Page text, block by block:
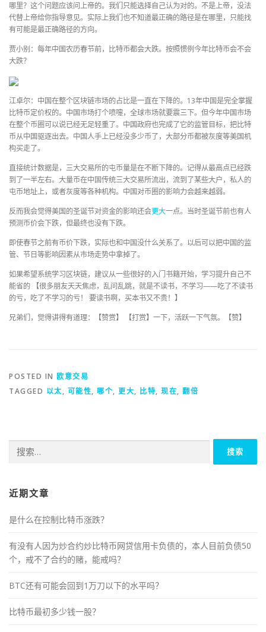
哪里？这个问题应该问上帝的。我们只能选择自己认为对的。不是上帝，没法
代替上帝给你指导意见。实际上我们也不知道最正确的路径是在哪里，只能找
有可能是最正确路径的方向。
贾小别：每年中国农历春节前，比特币都会大跌。按照惯例今年比特币会不会
大跌？
江卓尔：中国在整个区块链市场的占比是一直在下降的。13年中国是完全掌握
比特币定价权的。中国市场打个喷嚏，全球市场就要震三下。但今年中国市场
在整个币圈可以说已经无足轻重了。中国政府也完成了它的监管目标，把比特
币从中国驱逐出去。中国人手上已经没多少币了，大部分币都被灰度等美国机
构买走了。
直接统计数据是，三大交易所的屯币量是在不断下降的。记得从最高点已经跌
到了一半左右。大量币在中国传统三大交易所流出，流到了某些大户，私人的
屯币地址上，或者灰度等各种机构。中国对币圈的影响力会越来越弱。
反而我会觉得美国的圣诞节对资金的影响还会更大一点。当时圣诞节前也有人
预测币价会下跌，但最终也没有下跌。
即使春节之前有币价下跌，实际也和中国没什么关系了。以后可以把中国的监
管、节日等影响因素从市场走势中拿掉了。
如果希望系统学习区块链，建议从一些很好的入门书籍开始，学习提升自己不
能省的 【很多朋友天天焦虑，乱问乱跳，就是不读书，不学习——吃了不读书
的亏，吃了不学习的亏！ 要读书啊，买本书又不贵！】
兄弟们，觉得讲得有道理：【赞赏】 【打赏】一下，活跃一下气氛。【赞】
POSTED IN 欧意交易
TAGGED 以太, 可能性, 哪个, 更大, 比特, 现在, 翻倍
索：
近期文章
是什么在控制比特币涨跌？
有没有人因为炒合约炒比特币网贷信用卡负债的，本人目前负债50
个，戒不了合约的赌，能戒吗？
BTC还有可能会回到1万刀以下的水平吗？
比特币最初多少钱一股？